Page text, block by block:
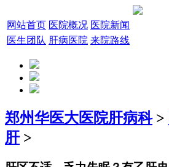
网站首页 医院概况 医院新闻
医生团队 肝病医院 来院路线
郑州华医大医院肝病科>
肝>